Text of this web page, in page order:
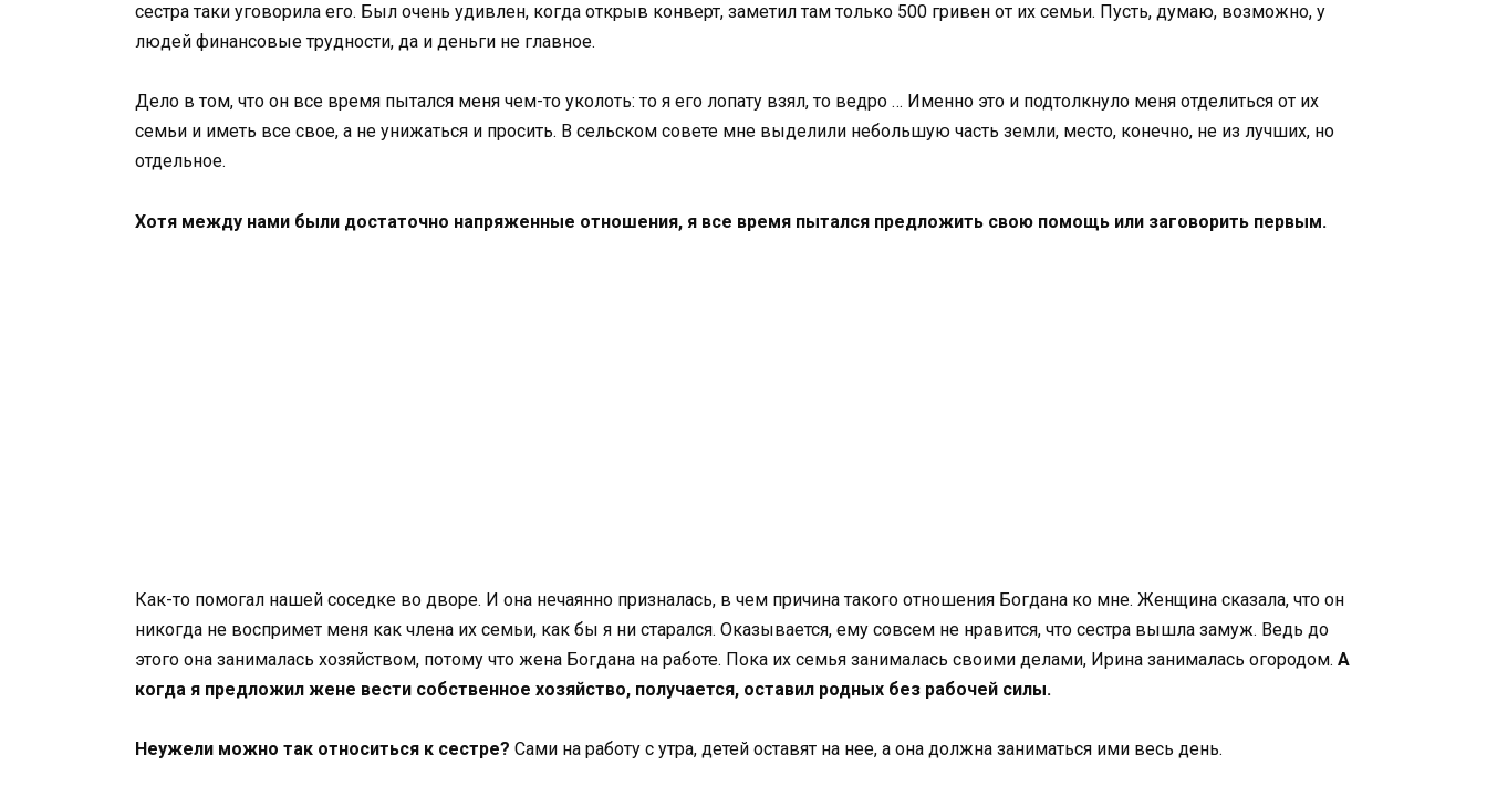
сестра таки уговорила его. Был очень удивлен, когда открыв конверт, заметил там только 500 гривен от их семьи. Пусть, думаю, возможно, у
людей финансовые трудности, да и деньги не главное.
Дело в том, что он все время пытался меня чем-то уколоть: то я его лопату взял, то ведро … Именно это и подтолкнуло меня отделиться от их
семьи и иметь все свое, а не унижаться и просить. В сельском совете мне выделили небольшую часть земли, место, конечно, не из лучших, но
отдельное.
Хотя между нами были достаточно напряженные отношения, я все время пытался предложить свою помощь или заговорить первым.
Как-то помогал нашей соседке во дворе. И она нечаянно призналась, в чем причина такого отношения Богдана ко мне. Женщина сказала, что он
никогда не воспримет меня как члена их семьи, как бы я ни старался. Оказывается, ему совсем не нравится, что сестра вышла замуж. Ведь до
этого она занималась хозяйством, потому что жена Богдана на работе. Пока их семья занималась своими делами, Ирина занималась огородом. А
когда я предложил жене вести собственное хозяйство, получается, оставил родных без рабочей силы.
Неужели можно так относиться к сестре? Сами на работу с утра, детей оставят на нее, а она должна заниматься ими весь день.